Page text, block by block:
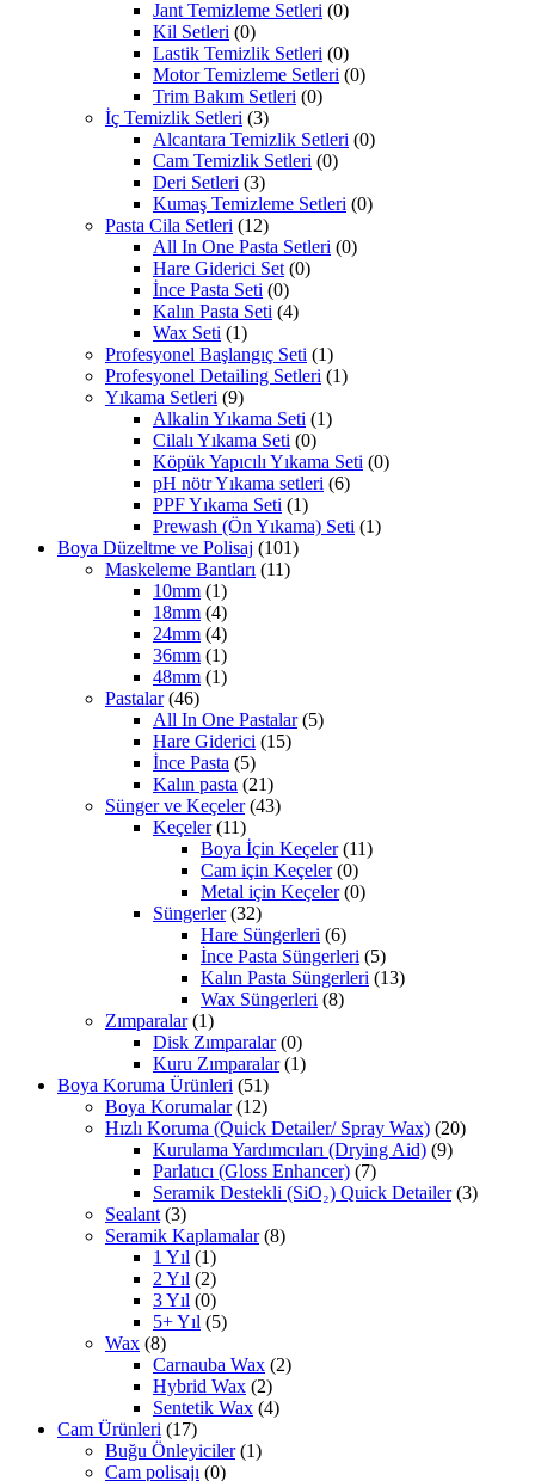
Jant Temizleme Setleri (0)
Kil Setleri (0)
Lastik Temizlik Setleri (0)
Motor Temizleme Setleri (0)
Trim Bakım Setleri (0)
İç Temizlik Setleri (3)
Alcantara Temizlik Setleri (0)
Cam Temizlik Setleri (0)
Deri Setleri (3)
Kumaş Temizleme Setleri (0)
Pasta Cila Setleri (12)
All In One Pasta Setleri (0)
Hare Giderici Set (0)
İnce Pasta Seti (0)
Kalın Pasta Seti (4)
Wax Seti (1)
Profesyonel Başlangıç Seti (1)
Profesyonel Detailing Setleri (1)
Yıkama Setleri (9)
Alkalin Yıkama Seti (1)
Cilalı Yıkama Seti (0)
Köpük Yapıcılı Yıkama Seti (0)
pH nötr Yıkama setleri (6)
PPF Yıkama Seti (1)
Prewash (Ön Yıkama) Seti (1)
Boya Düzeltme ve Polisaj (101)
Maskeleme Bantları (11)
10mm (1)
18mm (4)
24mm (4)
36mm (1)
48mm (1)
Pastalar (46)
All In One Pastalar (5)
Hare Giderici (15)
İnce Pasta (5)
Kalın pasta (21)
Sünger ve Keçeler (43)
Keçeler (11)
Boya İçin Keçeler (11)
Cam için Keçeler (0)
Metal için Keçeler (0)
Süngerler (32)
Hare Süngerleri (6)
İnce Pasta Süngerleri (5)
Kalın Pasta Süngerleri (13)
Wax Süngerleri (8)
Zımparalar (1)
Disk Zımparalar (0)
Kuru Zımparalar (1)
Boya Koruma Ürünleri (51)
Boya Korumalar (12)
Hızlı Koruma (Quick Detailer/ Spray Wax) (20)
Kurulama Yardımcıları (Drying Aid) (9)
Parlatıcı (Gloss Enhancer) (7)
Seramik Destekli (SiO₂) Quick Detailer (3)
Sealant (3)
Seramik Kaplamalar (8)
1 Yıl (1)
2 Yıl (2)
3 Yıl (0)
5+ Yıl (5)
Wax (8)
Carnauba Wax (2)
Hybrid Wax (2)
Sentetik Wax (4)
Cam Ürünleri (17)
Buğu Önleyiciler (1)
Cam polisajı (0)